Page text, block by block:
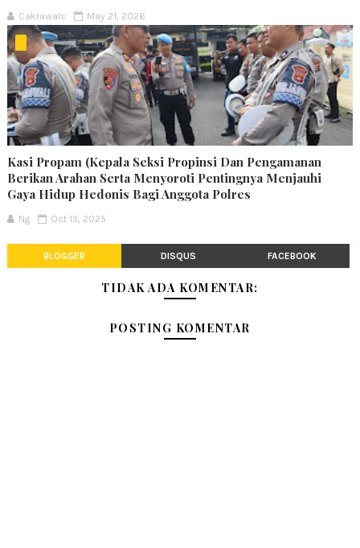
Cakrawals May 21, 2026
.
Kasi Propam (Kepala Seksi Propinsi Dan Pengamanan
Berikan Arahan Serta Menyoroti Pentingnya Menjauhi
Gaya Hidup Hedonis Bagi Anggota Polres
Ng Oct 13, 2025
BLOGGER DISQUS FACEBOOK
TIDAK ADA KOMENTAR:
POSTING KOMENTAR